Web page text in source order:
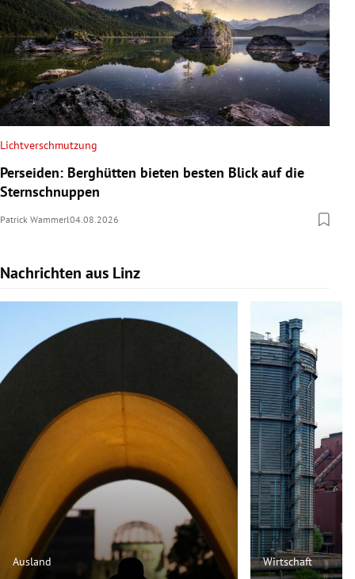
Lichtverschmutzung
Perseiden: Berghütten bieten besten Blick auf die
Sternschnuppen
Patrick Wammerl04.08.2026
Nachrichten aus Linz
Slide 1 von 9
Ausland Wirtschaft